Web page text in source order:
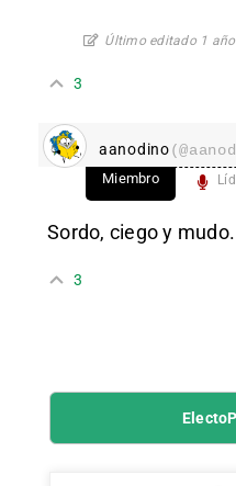
Último editado 1
3
aanodino
Miembro
Sordo, ciego y mudo.
3